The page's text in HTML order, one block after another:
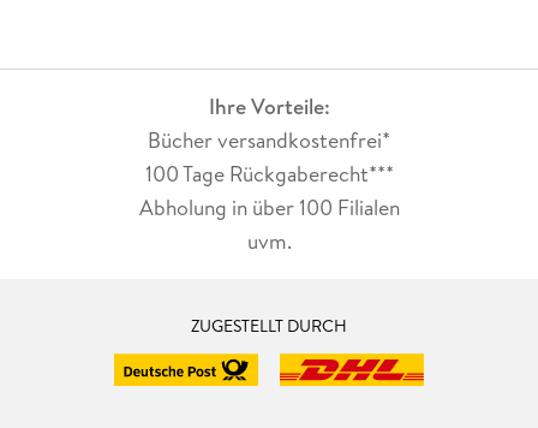
Ihre Vorteile:
Bücher versandkostenfrei*
100 Tage Rückgaberecht***
Abholung in über 100 Filialen
uvm.
ZUGESTELLT DURCH